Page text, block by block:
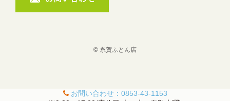
お問い合わせ： 0853-43-1153
© 糸賀ふとん店